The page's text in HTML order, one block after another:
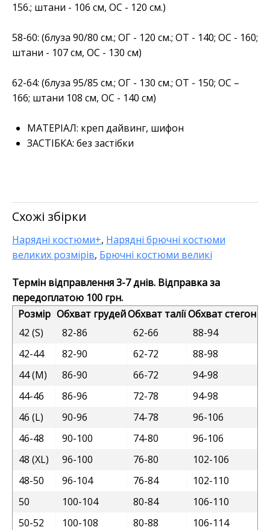
156.; штани - 106 см, ОС - 120 см.)
58-60: (блуза 90/80 см.; ОГ - 120 см.; ОТ - 140; ОС - 160;
штани - 107 см, ОС - 130 см)
62-64: (блуза 95/85 см.; ОГ - 130 см.; ОТ - 150; ОС –
166; штани 108 см, ОС - 140 см)
МАТЕРІАЛ: креп дайвинг, шифон
ЗАСТІБКА: без застібки
Схожі збірки
Нарядні костюми+, Нарядні брючні костюми
великих розмірів, Брючні костюми великі
Термін відправлення 3-7 днів. Відправка за
передоплатою 100 грн.
Розмір Обхват грудейОбхват талії Обхват стегон
42 (S)
82-86 62-66
88-94
42-44
82-90 62-72
88-98
44 (M)
86-90 66-72
94-98
44-46
86-96 72-78
94-98
46 (L)
90-96 74-78
96-106
46-48
90-100 74-80
96-106
48 (XL)
96-100 76-80
102-106
48-50
96-104 76-84
102-110
50
100-104 80-84
106-110
50-52
100-108 80-88
106-114